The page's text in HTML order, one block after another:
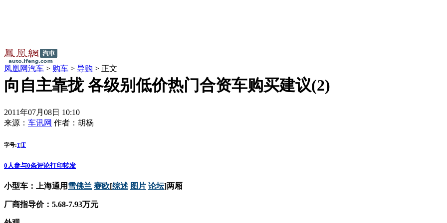
凤凰网汽车 > 购车 > 导购 > 正文
向自主靠拢 各级别低价热门合资车购买建议(2)
2011年07月08日 10:10
来源： 车讯网 作者： 胡杨
字号:T|T
0 人参与0条评论打印转发
小型车： 上海通用 雪佛兰 赛欧[综述 图片 论坛]两厢
厂商指导价：5.68-7.93万元